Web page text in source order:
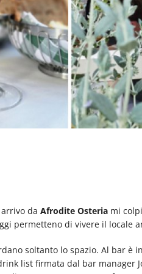
da Afrodite Osteria mi
permetteno di vivere il locale
soltanto lo spazio. Al bar è
list firmata dal bar manager